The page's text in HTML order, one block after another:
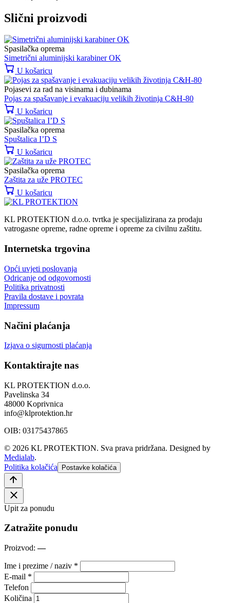
Slični proizvodi
Spasilačka oprema
Simetrični aluminijski karabiner OK
U košaricu
Pojasevi za rad na visinama i dubinama
Pojas za spašavanje i evakuaciju velikih životinja C&H-80
U košaricu
Spasilačka oprema
Spuštalica I’D S
U košaricu
Spasilačka oprema
Zaštita za uže PROTEC
U košaricu
KL PROTEKTION d.o.o. tvrtka je specijalizirana za prodaju
vatrogasne opreme, radne opreme i opreme za civilnu zaštitu.
Internetska trgovina
Opći uvjeti poslovanja
Odricanje od odgovornosti
Politika privatnosti
Pravila dostave i povrata
Impressum
Načini plaćanja
Izjava o sigurnosti plaćanja
Kontaktirajte nas
KL PROTEKTION d.o.o.
Pavelinska 34
48000 Koprivnica
info@klprotektion.hr
OIB: 03175437865
© 2026 KL PROTEKTION. Sva prava pridržana. Designed by
Medialab.
Politika kolačića
Postavke kolačića
Upit za ponudu
Zatražite ponudu
Proizvod:—
Ime i prezime / naziv *
E-mail *
Telefon
Količina